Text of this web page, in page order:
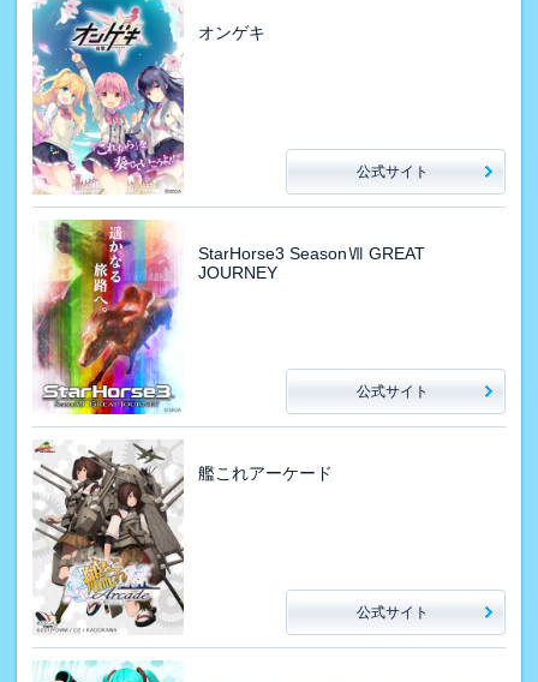
オンゲキ
公式サイト
StarHorse3 SeasonⅦ GREAT
JOURNEY
公式サイト
艦これアーケード
公式サイト